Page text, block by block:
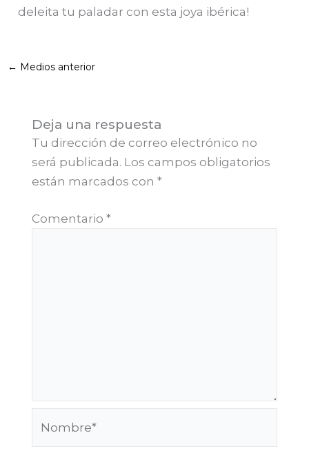
deleita tu paladar con esta joya ibérica!
← Medios anterior
Deja una respuesta
Tu dirección de correo electrónico no
será publicada. Los campos obligatorios
están marcados con *
Comentario *